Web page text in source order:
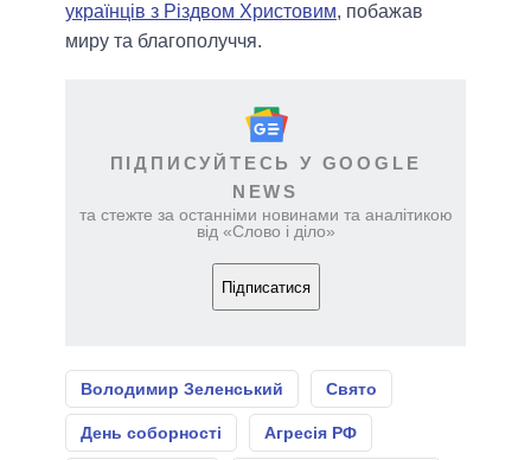
українців з Різдвом Христовим, побажав
миру та благополуччя.
ПІДПИСУЙТЕСЬ У GOOGLE
NEWS
та стежте за останніми новинами та аналітикою
від «Слово і діло»
Підписатися
Володимир Зеленський Свято
День соборності Агресія РФ